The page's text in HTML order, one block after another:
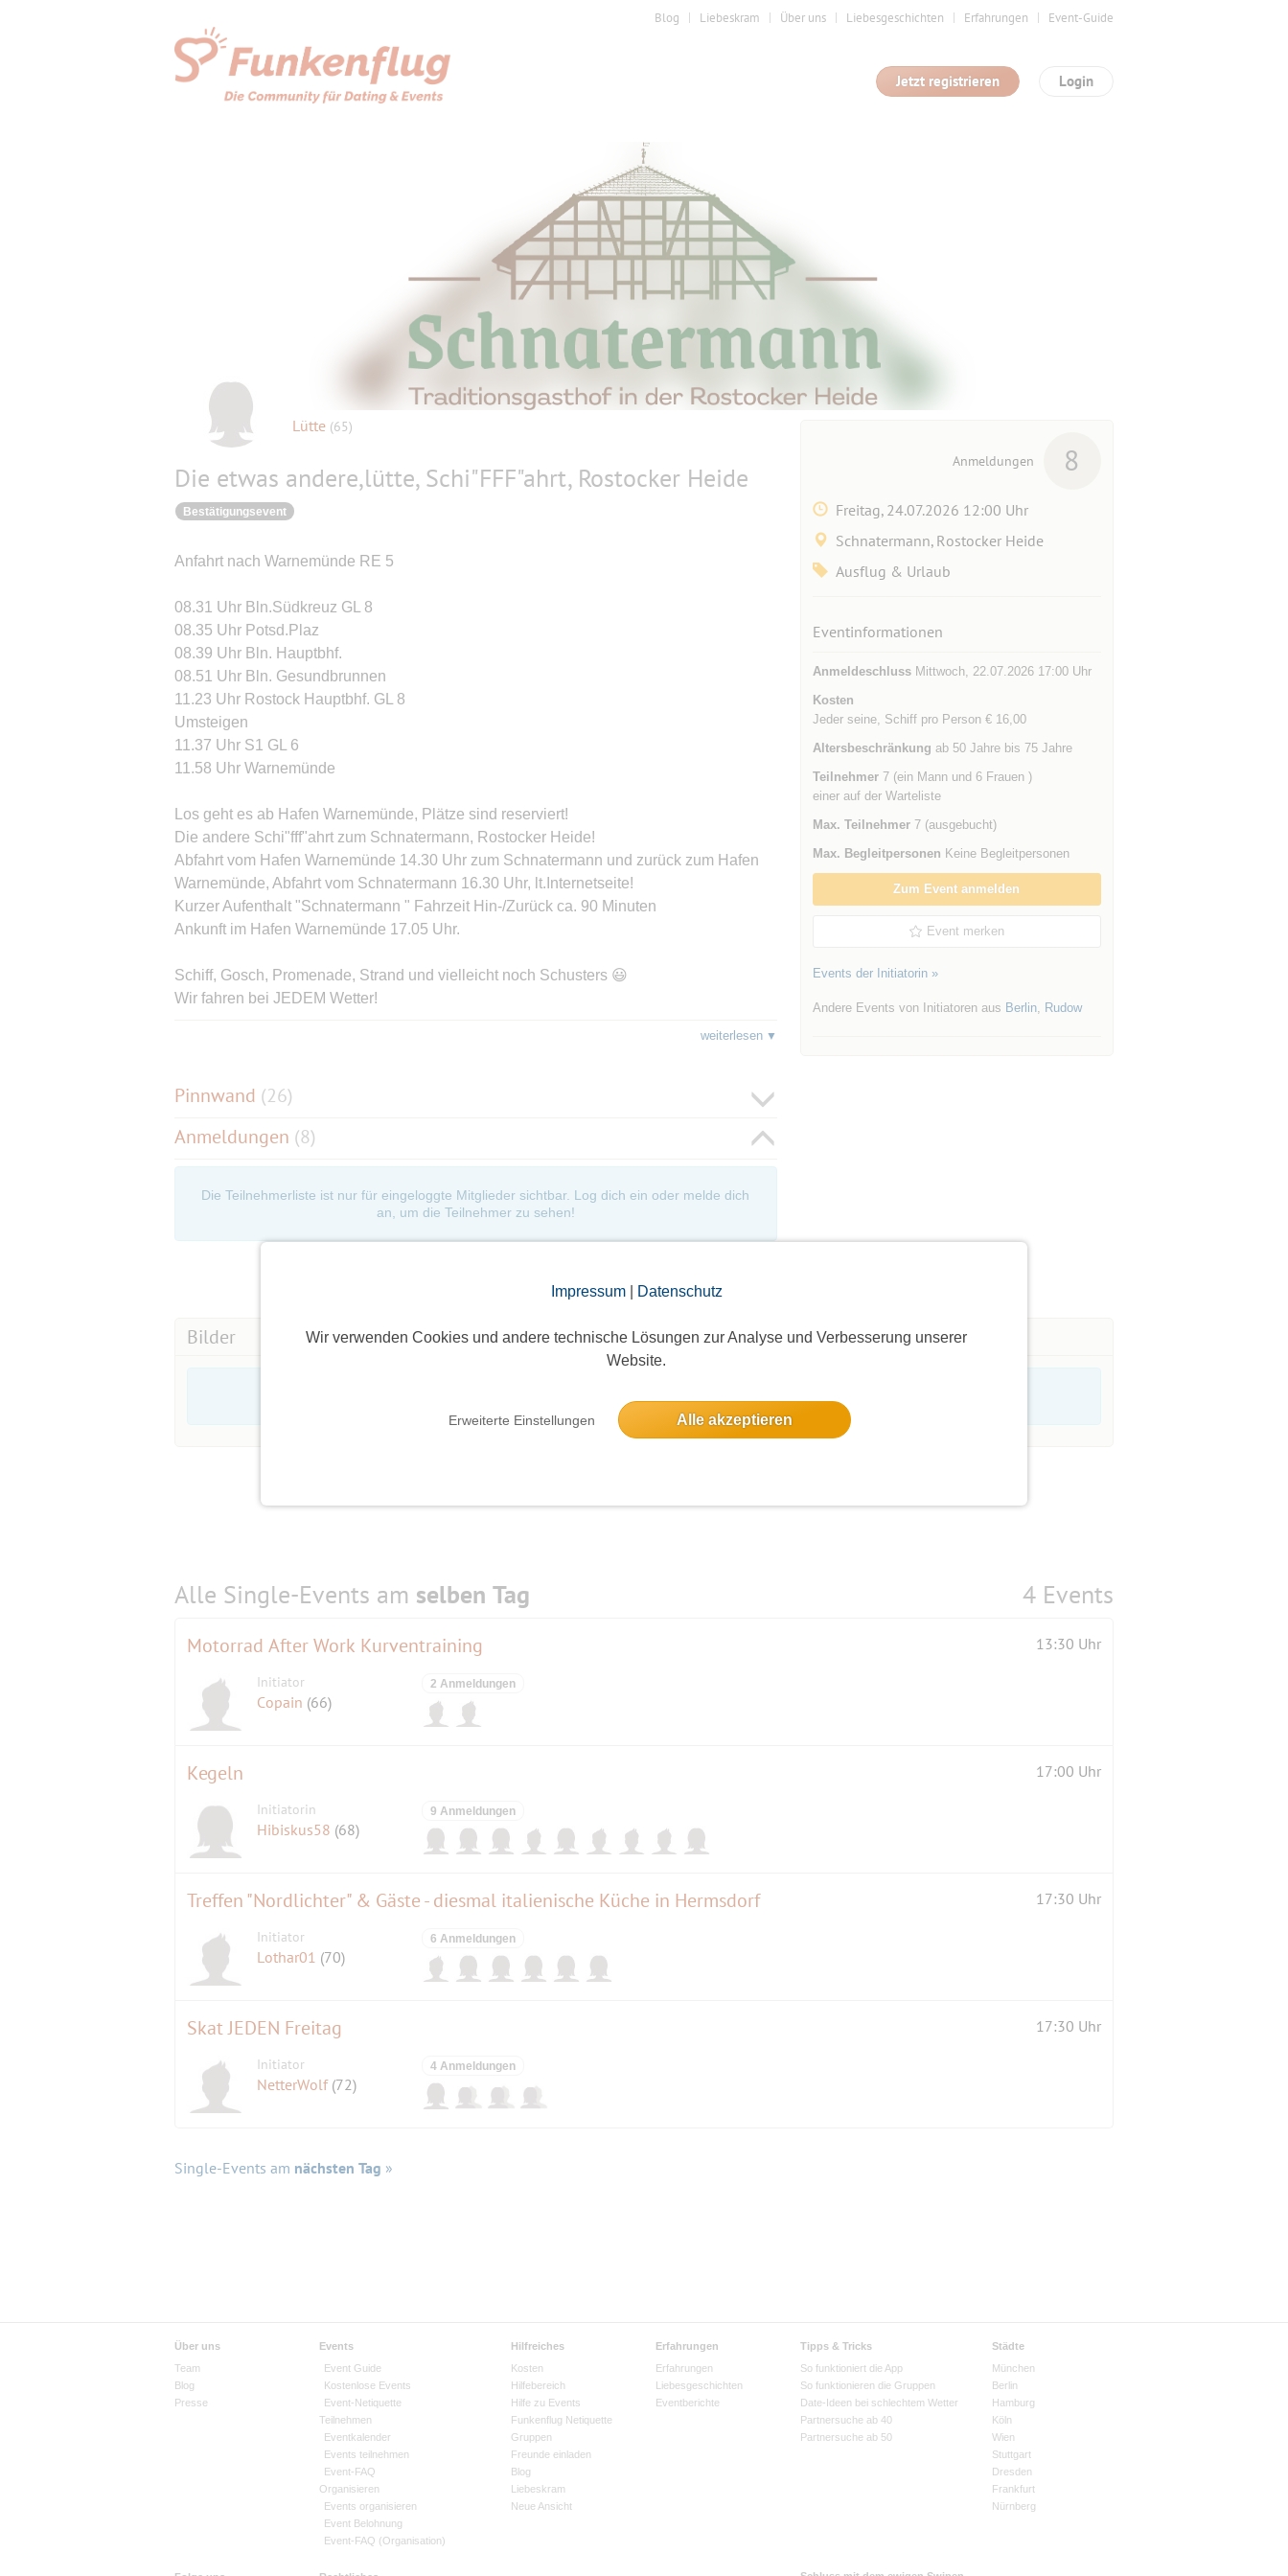
Impressum| Datenschutz
Wir verwenden Cookies und andere technische Lösungen zur Analyse und Verbesserung unserer
Website.
Erweiterte Einstellungen Alle akzeptieren
Blog Liebeskram Über uns Liebesgeschichten Erfahrungen Event-Guide
Login
Jetzt registrieren
Lütte (65)
Die etwas andere,lütte, Schi"FFF"ahrt, Rostocker Heide
Bestätigungsevent
Anfahrt nach Warnemünde RE 5
08.31 Uhr Bln.Südkreuz GL 8
08.35 Uhr Potsd.Plaz
08.39 Uhr Bln. Hauptbhf.
08.51 Uhr Bln. Gesundbrunnen
11.23 Uhr Rostock Hauptbhf. GL 8
Umsteigen
11.37 Uhr S1 GL 6
11.58 Uhr Warnemünde
Los geht es ab Hafen Warnemünde, Plätze sind reserviert!
Die andere Schi"fff"ahrt zum Schnatermann, Rostocker Heide!
Abfahrt vom Hafen Warnemünde 14.30 Uhr zum Schnatermann und zurück zum Hafen
Warnemünde, Abfahrt vom Schnatermann 16.30 Uhr, lt.Internetseite!
Kurzer Aufenthalt "Schnatermann " Fahrzeit Hin-/Zurück ca. 90 Minuten
Ankunft im Hafen Warnemünde 17.05 Uhr.
Schiff, Gosch, Promenade, Strand und vielleicht noch Schusters 😃
Wir fahren bei JEDEM Wetter!
weiterlesen
Pinnwand (26)
Anmeldungen (8)
Die Teilnehmerliste ist nur für eingeloggte Mitglieder sichtbar. Log dich ein oder melde dich
an, um die Teilnehmer zu sehen!
Anmeldungen 8
Freitag, 24.07.2026 12:00 Uhr
Schnatermann, Rostocker Heide
Ausflug & Urlaub
Eventinformationen
AnmeldeschlussMittwoch, 22.07.2026 17:00 Uhr
Kosten
Jeder seine, Schiff pro Person € 16,00
Altersbeschränkung ab 50 Jahre bis 75 Jahre
Teilnehmer7 (ein Mann und 6 Frauen )
einer auf der Warteliste
Max. Teilnehmer7 (ausgebucht)
Max. Begleitpersonen Keine Begleitpersonen
Zum Event anmelden
Event merken
Events der Initiatorin »
Andere Events von Initiatoren aus Berlin, Rudow
Bilder
Alle Single-Events am selben Tag 4 Events
Motorrad After Work Kurventraining 13:30 Uhr
Initiator
Copain (66)
2 Anmeldungen
Kegeln 17:00 Uhr
Initiatorin
Hibiskus58 (68)
9 Anmeldungen
Treffen "Nordlichter" & Gäste - diesmal italienische Küche in Hermsdorf 17:30 Uhr
Initiator
Lothar01 (70)
6 Anmeldungen
Skat JEDEN Freitag 17:30 Uhr
Initiator
NetterWolf (72)
4 Anmeldungen
Single-Events am nächsten Tag »
Über uns
Team
Blog
Presse
Events
Event Guide
Kostenlose Events
Event-Netiquette
Teilnehmen
Eventkalender
Events teilnehmen
Event-FAQ
Organisieren
Events organisieren
Event Belohnung
Event-FAQ (Organisation)
Hilfreiches
Kosten
Hilfebereich
Hilfe zu Events
Funkenflug Netiquette
Gruppen
Freunde einladen
Blog
Liebeskram
Neue Ansicht
Erfahrungen
Erfahrungen
Liebesgeschichten
Eventberichte
Tipps & Tricks
So funktioniert die App
So funktionieren die Gruppen
Date-Ideen bei schlechtem Wetter
Partnersuche ab 40
Partnersuche ab 50
Städte
München
Berlin
Hamburg
Köln
Wien
Stuttgart
Dresden
Frankfurt
Nürnberg